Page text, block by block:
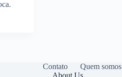
Contato Quem somos